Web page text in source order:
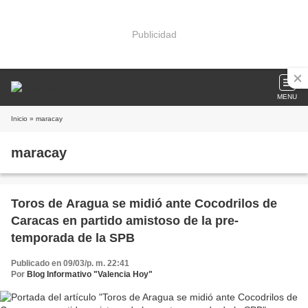
Publicidad
MENU
Inicio » maracay
maracay
Toros de Aragua se midió ante Cocodrilos de
Caracas en partido amistoso de la pre-
temporada de la SPB
Publicado en 09/03/p. m. 22:41
Por Blog Informativo "Valencia Hoy"